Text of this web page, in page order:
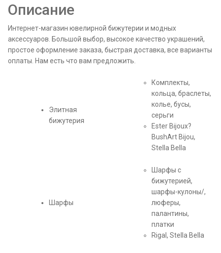
Описание
Интернет-магазин ювелирной бижутерии и модных
аксессуаров. Большой выбор, высокое качество украшений,
простое оформление заказа, быстрая доставка, все варианты
оплаты. Нам есть что вам предложить.
Элитная
бижутерия
Комплекты,
кольца, браслеты,
колье, бусы,
серьги
Ester Bijoux?
BushArt Bijou,
Stella Bella
Шарфы
Шарфы с
бижутерией,
шарфы-кулоны/,
люферы,
палантины,
платки
Rigal, Stella Bella